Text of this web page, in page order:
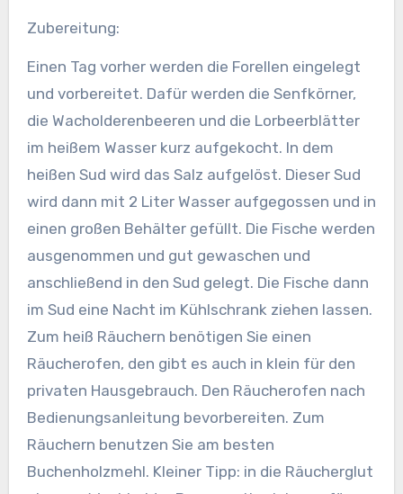
Zubereitung:
Einen Tag vorher werden die Forellen eingelegt
und vorbereitet. Dafür werden die Senfkörner,
die Wacholderenbeeren und die Lorbeerblätter
im heißem Wasser kurz aufgekocht. In dem
heißen Sud wird das Salz aufgelöst. Dieser Sud
wird dann mit 2 Liter Wasser aufgegossen und in
einen großen Behälter gefüllt. Die Fische werden
ausgenommen und gut gewaschen und
anschließend in den Sud gelegt. Die Fische dann
im Sud eine Nacht im Kühlschrank ziehen lassen.
Zum heiß Räuchern benötigen Sie einen
Räucherofen, den gibt es auch in klein für den
privaten Hausgebrauch. Den Räucherofen nach
Bedienungsanleitung bevorbereiten. Zum
Räuchern benutzen Sie am besten
Buchenholzmehl. Kleiner Tipp: in die Räucherglut